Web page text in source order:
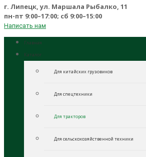
г. Липецк, ул. Маршала Рыбалко, 11
пн-пт 9:00–17:00; сб 9:00–15:00
Написать нам
Главная
Каталог
Для китайских грузовиков
Для спецтехники
Для тракторов
Для сельскохозяйственной техники